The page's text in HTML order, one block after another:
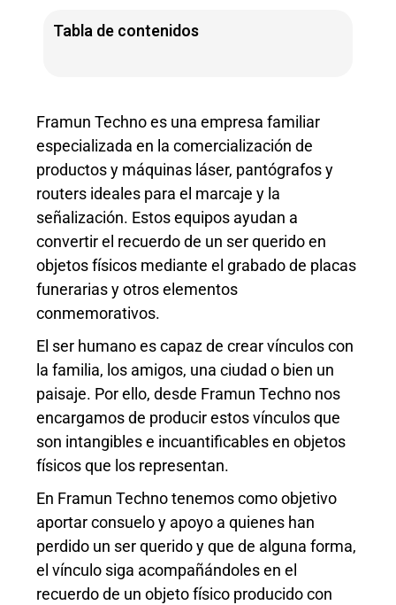
Tabla de contenidos
Framun Techno es una empresa familiar
especializada en la comercialización de
productos y máquinas láser, pantógrafos y
routers ideales para el marcaje y la
señalización. Estos equipos ayudan a
convertir el recuerdo de un ser querido en
objetos físicos mediante el grabado de placas
funerarias y otros elementos
conmemorativos.
El ser humano es capaz de crear vínculos con
la familia, los amigos, una ciudad o bien un
paisaje. Por ello,desde Framun Techno nos
encargamosde producir estos vínculos que
son intangibles e incuantificables en objetos
físicos que los representan.
En Framun Technotenemoscomo objetivo
aportar consuelo y apoyo a quienes han
perdido un ser querido y que de alguna forma,
el vínculo siga acompañándoles en el
recuerdo de un objeto físico producidocon